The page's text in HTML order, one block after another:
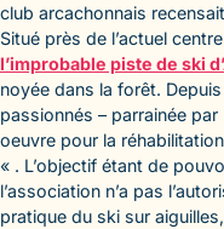
club arcachonnais
Situé près de l’actuel
l’improbable piste de ski
noyée dans la forêt.
passionnés – parrainée
oeuvre pour la
« . L’objectif étant de
l’association n’a pas
pratique du ski sur